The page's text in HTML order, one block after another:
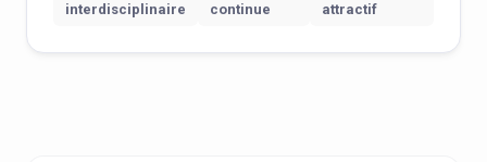
interdisciplinaire
continue
attractif